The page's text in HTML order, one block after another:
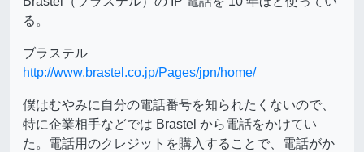
る。
ブラステル
http://www.brastel.co.jp/Pages/jpn/home/
僕はむやみに自分の電話番号を知られたくないので、
特に企業相手などでは Brastel から電話をかけてい
た。電話用のクレジットを購入することで、電話がか